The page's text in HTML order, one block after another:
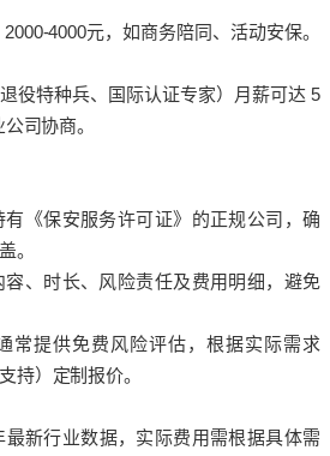
4000元，如商务陪同、活动安保。
役特种兵、国际认证专家）月薪可达 5
司协商。
《保安服务许可证》的正规公司，确
。
、时长、风险责任及费用明细，避免
常提供免费风险评估，根据实际需求
持）定制报价。
新行业数据，实际费用需根据具体需